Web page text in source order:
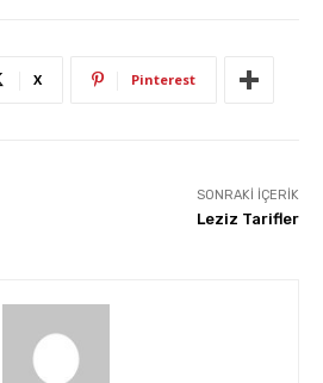
X Pinterest
SONRAKI İÇERIK
Leziz Tarifler